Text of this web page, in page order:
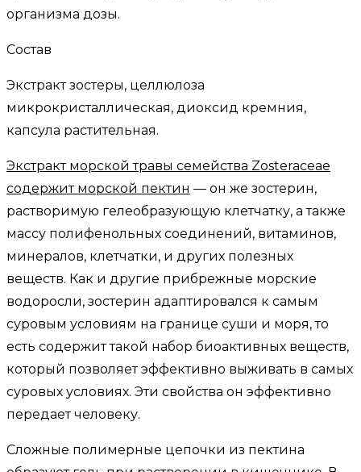
организма дозы.
Состав
Экстракт зостеры, целлюлоза
микрокристаллическая, диоксид кремния,
капсула растительная.
Экстракт морской травы семейства Zosteraceae
содержит морской пектин — он же зостерин,
растворимую гелеобразующую клетчатку, а также
массу полифенольных соединений, витаминов,
минералов, клетчатки, и других полезных
веществ. Как и другие прибрежные морские
водоросли, зостерин адаптировался к самым
суровым условиям на границе суши и моря, то
есть содержит такой набор биоактивных веществ,
который позволяет эффективно выживать в самых
суровых условиях. Эти свойства он эффективно
передает человеку.
Сложные полимерные цепочки из пектина